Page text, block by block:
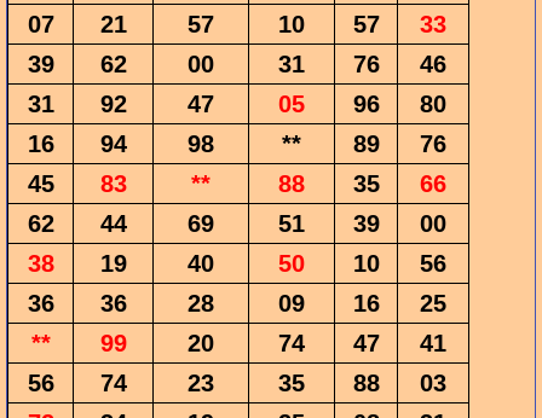
07
21 57 10 57
33
39
62 00 31 76
46
31
92 47 05 96
80
16
94 98 ** 89
76
45
83 ** 88 35
66
62
44 69 51 39
00
38
19 40 50 10
56
36
36 28 09 16
25
**
99 20 74 47
41
56
74 23 35 88
03